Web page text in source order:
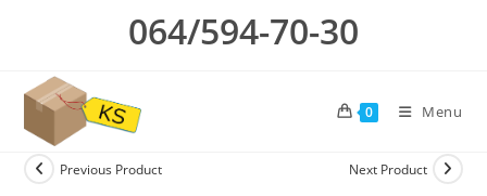
064/594-70-30
0 Menu
Previous Product Next Product